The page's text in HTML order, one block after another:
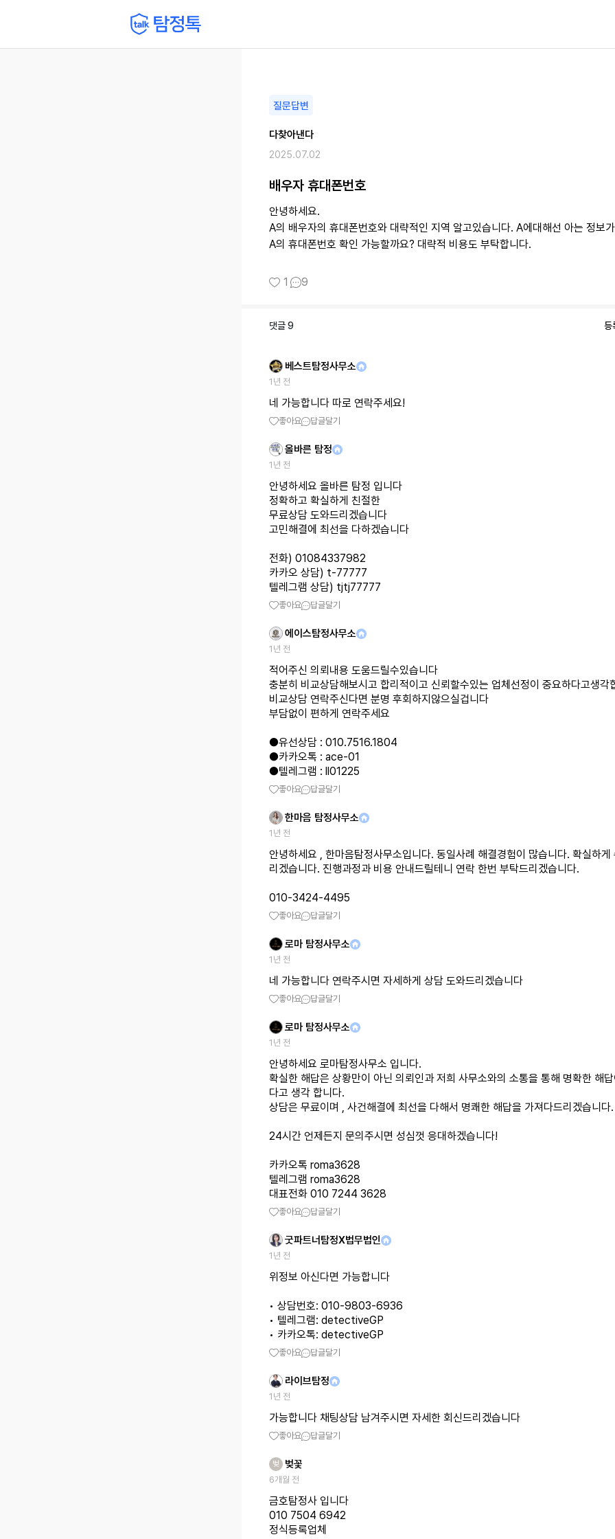
질문답변
다찾아낸다
2025.07.02
배우자 휴대폰번호
안녕하세요.
A의 배우자의 휴대폰번호와 대략적인 지역 알고있습니다. A에대해선 아는 정보
A의 휴대폰번호 확인 가능할까요? 대략적 비용도 부탁합니다.
1 9
댓글9 등
베스트탐정사무소
1년 전
네 가능합니다 따로 연락주세요!
좋아요 답글달기
올바른 탐정
1년 전
안녕하세요 올바른 탐정 입니다
정확하고 확실하게 친절한
무료상담 도와드리겠습니다
고민해결에 최선을 다하겠습니다
전화) 01084337982
카카오 상담) t-77777
텔레그램 상담) tjtj77777
좋아요 답글달기
에이스탐정사무소
1년 전
적어주신 의뢰내용 도움드릴수있습니다
충분히 비교상담해보시고 합리적이고 신뢰할수있는 업체선정이 중요하다고생각
비교상담 연락주신다면 분명 후회하지않으실겁니다
부담없이 편하게 연락주세요
●유선상담 : 010.7516.1804
●카카오톡 : ace-01
●텔레그램 : ll01225
좋아요 답글달기
한마음 탐정사무소
1년 전
안녕하세요 , 한마음탐정사무소입니다. 동일사례 해결경험이 많습니다. 확실하게
리겠습니다. 진행과정과 비용 안내드릴테니 연락 한번 부탁드리겠습니다.
010-3424-4495
좋아요 답글달기
로마 탐정사무소
1년 전
네 가능합니다 연락주시면 자세하게 상담 도와드리겠습니다
좋아요 답글달기
로마 탐정사무소
1년 전
안녕하세요 로마탐정사무소 입니다.
확실한 해답은 상황만이 아닌 의뢰인과 저희 사무소와의 소통을 통해 명확한 해
다고 생각 합니다.
상담은 무료이며 , 사건해결에 최선을 다해서 명쾌한 해답을 가져다드리겠습니다.
24시간 언제든지 문의주시면 성심껏 응대하겠습니다!
카카오톡 roma3628
텔레그램 roma3628
대표전화 010 7244 3628
좋아요 답글달기
굿파트너탐정X법무법인
1년 전
위정보 아신다면 가능합니다
• 상담번호: 010-9803-6936
• 텔레그램: detectiveGP
• 카카오톡: detectiveGP
좋아요 답글달기
라이브탐정
1년 전
가능합니다 채팅상담 남겨주시면 자세한 회신드리겠습니다
좋아요 답글달기
벚 벚꽃
6개월 전
금호탐정사 입니다
010 7504 6942
정식등록업체